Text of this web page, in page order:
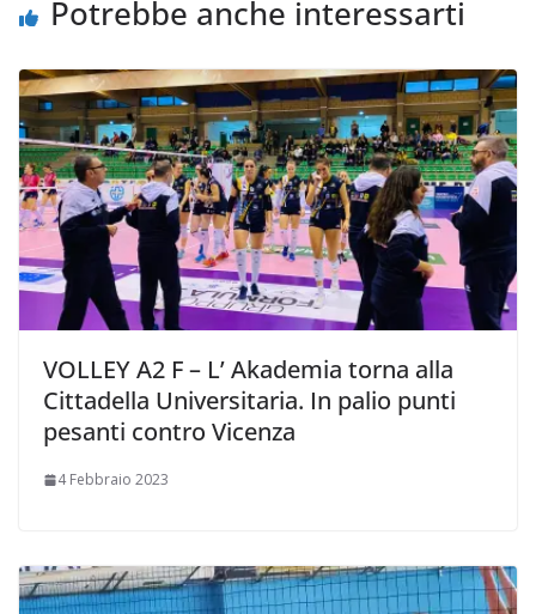
Potrebbe anche interessarti
VOLLEY A2 F – L’ Akademia torna alla
Cittadella Universitaria. In palio punti
pesanti contro Vicenza
4 Febbraio 2023